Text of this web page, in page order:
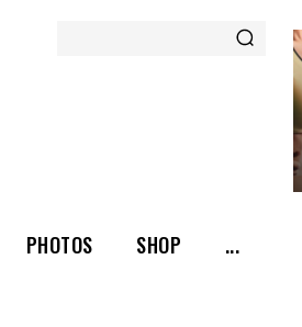
PHOTOS SHOP ...